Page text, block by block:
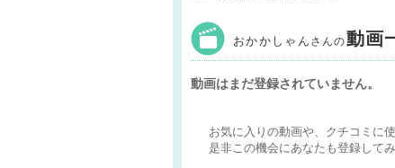
おかかしゃん さんの動画
動画はまだ登録されていません。
お気に入りの動画や、クチコミに
是非この機会にあなたも登録して